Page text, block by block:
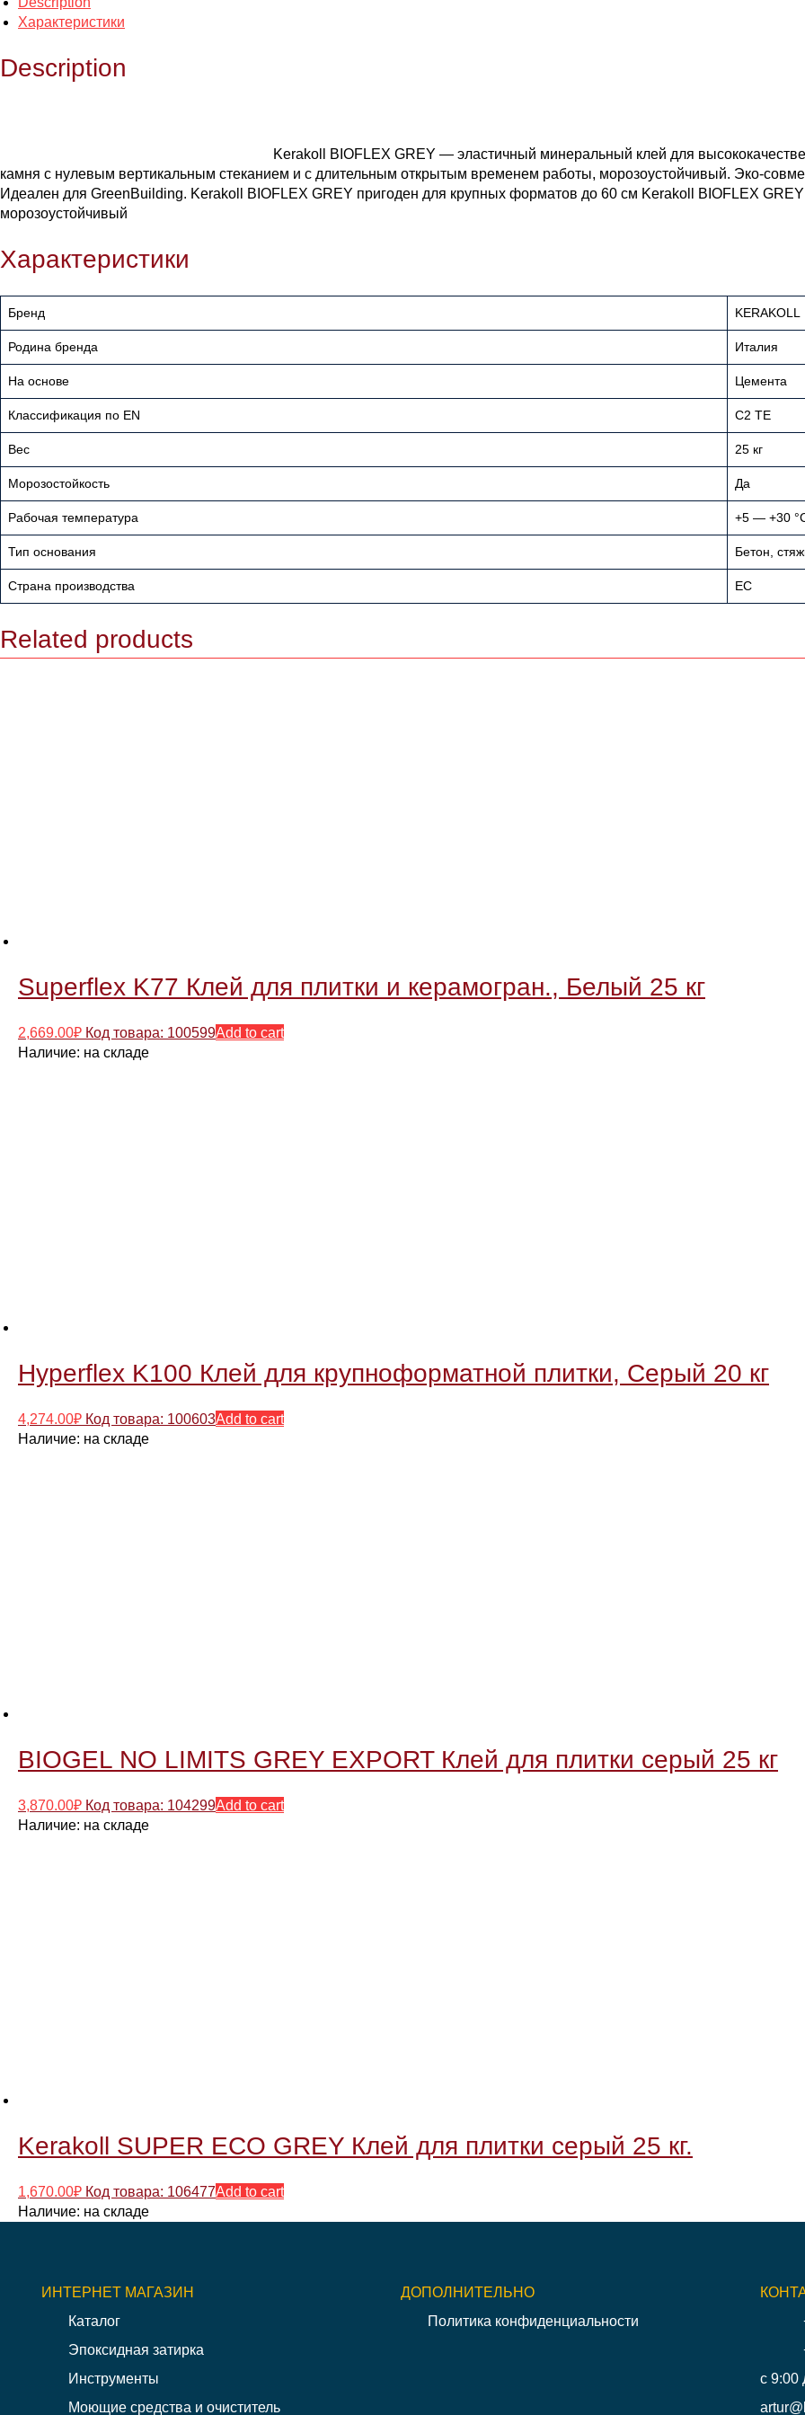
Характеристики
Description
Kerakoll BIOFLEX GREY — эластичный минеральный клей для
камня с нулевым вертикальным стеканием и с длительным открытым временем работы, морозоустойчивый.
Идеален для GreenBuilding. Kerakoll BIOFLEX GREY пригоден для крупных форматов до 60 см Kerakoll BIOFLEX
морозоустойчивый
Характеристики
Бренд KERAKOLL
Родина бренда Италия
На основе Цемента
Классификация по EN С2 ТE
Вес 25 кг
Морозостойкость Да
Рабочая температура +5 — +30
Тип основания Бетон,
Страна производства ЕС
Related products
Superflex K77 Клей для плитки и керамогран., Белый 25 кг
2,669.00₽ Код товара: 100599Add to cart
Наличие: на складе
Hyperflex K100 Клей для крупноформатной плитки, Серый 20 кг
4,274.00₽ Код товара: 100603Add to cart
Наличие: на складе
BIOGEL NO LIMITS GREY EXPORT Клей для плитки серый 25 кг
3,870.00₽ Код товара: 104299Add to cart
Наличие: на складе
Kerakoll SUPER ECO GREY Клей для плитки серый 25 кг.
1,670.00₽ Код товара: 106477Add to cart
Наличие: на складе
ИНТЕРНЕТ МАГАЗИН
Каталог
Эпоксидная затирка
Инструменты
Моющие средства и очиститель
ДОПОЛНИТЕЛЬНО
Политика конфиденциальности
с 9:00